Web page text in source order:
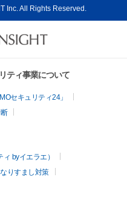
Inc. All Rights Reserved.
ティ事業について
セキュリティ24」
byイエラエ）
なりすまし対策